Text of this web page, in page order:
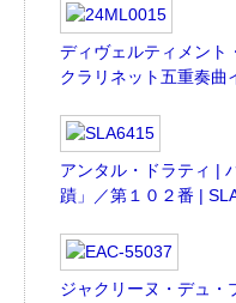
ディヴェルティメント
クラリネット五重奏曲
アンタル・ドラティ |
蹟」／第１０２番 |
ジャクリーヌ・デュ・